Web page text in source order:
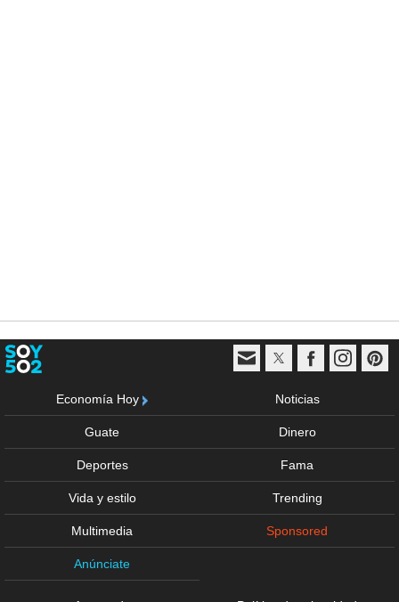
Economía Hoy Noticias
Guate Dinero
Deportes Fama
Vida y estilo Trending
Multimedia Sponsored
Anúnciate